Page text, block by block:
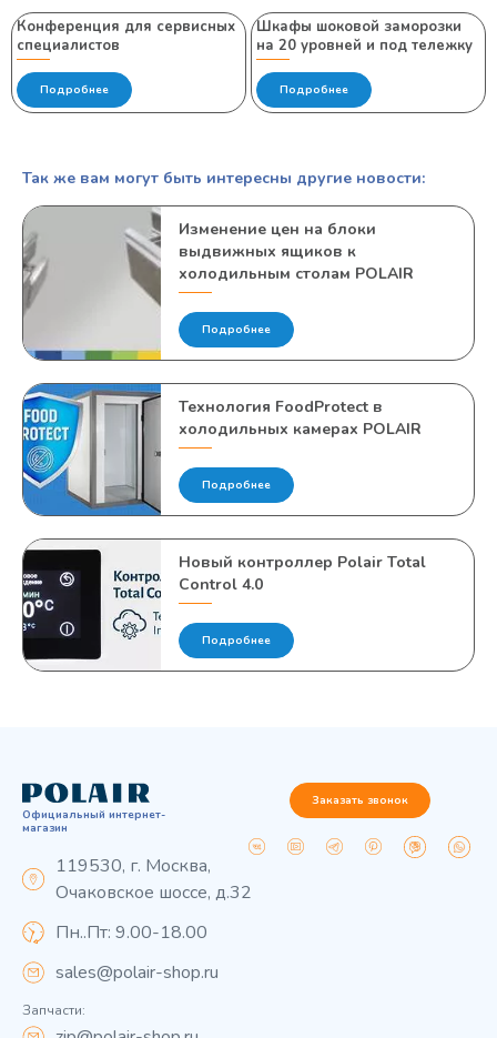
Конференция для сервисных
специалистов
Подробнее
Шкафы шоковой заморозки
на 20 уровней и под тележку
Подробнее
Так же вам могут быть интересны другие новости:
Изменение цен на блоки
выдвижных ящиков к
холодильным столам POLAIR
Подробнее
Технология FoodProtect в
холодильных камерах POLAIR
Подробнее
Новый контроллер Polair Total
Control 4.0
Подробнее
Официальный интернет-
магазин
119530, г. Москва,
Очаковское шоссе, д.32
Пн..Пт: 9.00-18.00
sales@polair-shop.ru
Запчасти:
Заказать звонок